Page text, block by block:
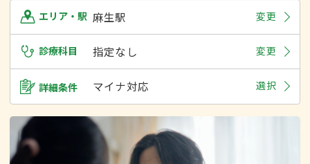
エリア・駅 麻生駅 変更
診療科目 指定なし 変更
詳細条件 マイナ対応 選択